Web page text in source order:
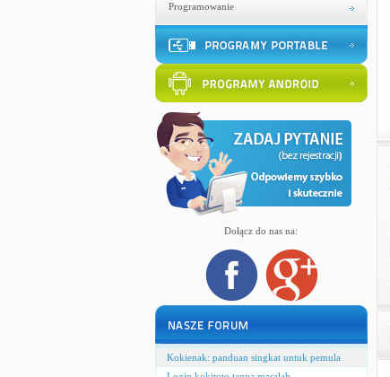
Programowanie
Dołącz do nas na:
Kokienak: panduan singkat untuk pemula